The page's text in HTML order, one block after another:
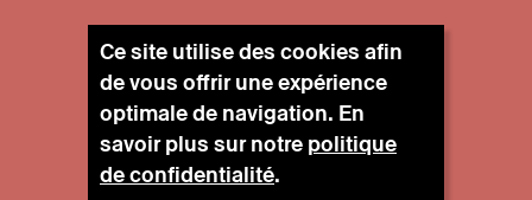
Ce site utilise des cookies afin
de vous offrir une expérience
optimale de navigation. En
savoir plus sur notre politique
de confidentialité.